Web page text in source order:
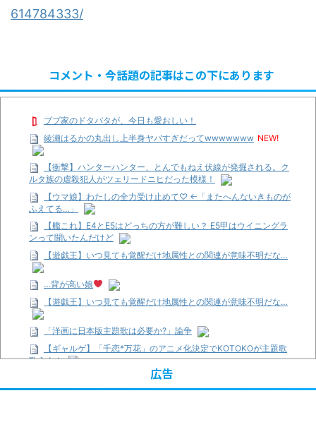
614784333/
コメント・今話題の記事はこの下にあります
ブブ家のドタバタが、今日も愛おしい！
綾瀬はるかの丸出し上半身ヤバすぎだってwwwwwww NEW!
【衝撃】ハンターハンター、とんでもねえ伏線が発掘される。ク
ルタ族の虐殺犯人がツェリードニヒだった模様！
【ウマ娘】わたしの全力受け止めて♡ ←「またへんないきものが
ふえてる…」
【艦これ】E4とE5はどっちの方が難しい？ E5甲はウイニングラ
ンって聞いたんだけど
【遊戯王】いつ見ても覚醒だけ地属性との関連が意味不明だな…
…背が高い娘
【遊戯王】いつ見ても覚醒だけ地属性との関連が意味不明だな…
「洋画に日本版主題歌は必要か?」論争
【ギャルゲ】「千恋*万花」のアニメ化決定でKOTOKOが主題歌
歌うよ！
【R-18】真・女神転生 Road to the Transcendence【二次創作】
第２０話
広告